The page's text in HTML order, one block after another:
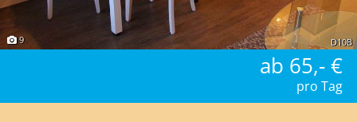
D10B
9
ab 65,- €
pro Tag